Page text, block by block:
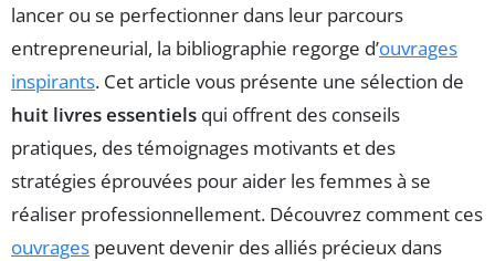
lancer ou se perfectionner dans leur parcours
entrepreneurial, la bibliographie regorge d’ouvrages
inspirants. Cet article vous présente une sélection de
huit livres essentiels qui offrent des conseils
pratiques, des témoignages motivants et des
stratégies éprouvées pour aider les femmes à se
réaliser professionnellement. Découvrez comment ces
ouvrages peuvent devenir des alliés précieux dans